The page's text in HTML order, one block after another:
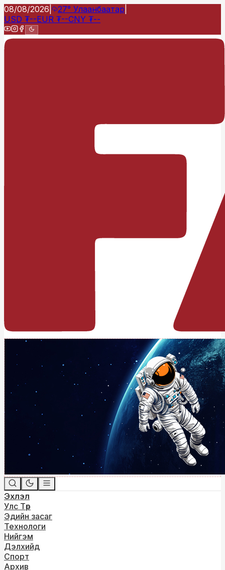
08/08/2026 27° Улаанбаатар
USD ₮--EUR ₮--CNY ₮--
Эхлэл
Улс Төр
Эдийн засаг
Технологи
Нийгэм
Дэлхийд
Спорт
Архив